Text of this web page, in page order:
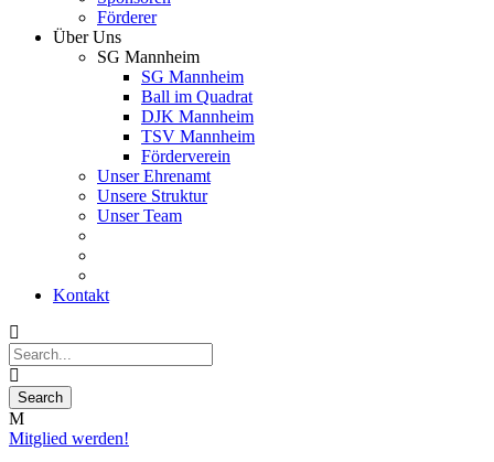
Förderer
Über Uns
SG Mannheim
SG Mannheim
Ball im Quadrat
DJK Mannheim
TSV Mannheim
Förderverein
Unser Ehrenamt
Unsere Struktur
Unser Team
Kontakt
Mitglied werden!